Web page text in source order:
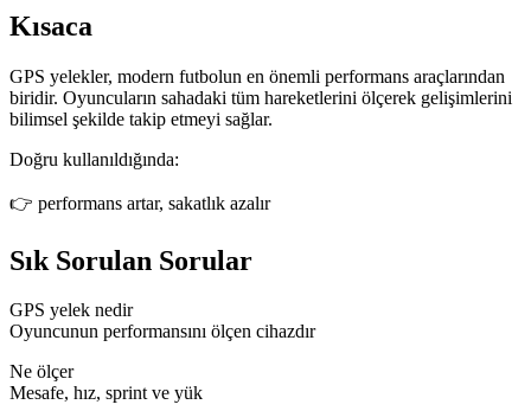
Kısaca
GPS yelekler, modern futbolun en önemli performans araçlarından
biridir. Oyuncuların sahadaki tüm hareketlerini ölçerek gelişimlerini
bilimsel şekilde takip etmeyi sağlar.
Doğru kullanıldığında:
👉 performans artar, sakatlık azalır
Sık Sorulan Sorular
GPS yelek nedir
Oyuncunun performansını ölçen cihazdır
Ne ölçer
Mesafe, hız, sprint ve yük